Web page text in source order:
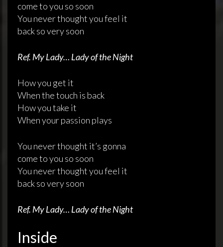
come to you so soon
You never thought you feel it
back so very soon
Ref. My Lady… Lady of the Night
How you get it
When the touch is back
How you take it
When your passion plays
You never thought it’s gonna
come to you so soon
You never thought you feel it
back so very soon
Ref. My Lady… Lady of the Night
Inside